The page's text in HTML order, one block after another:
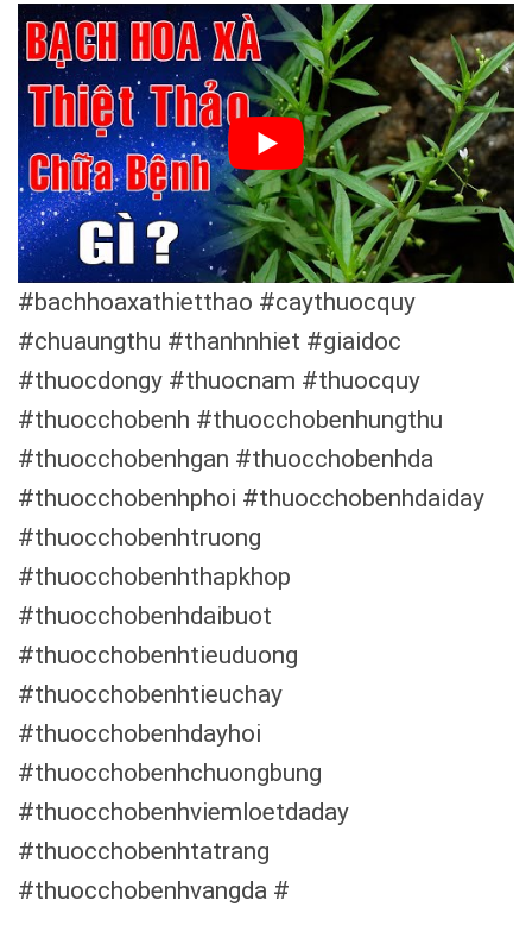
#bachhoaxathietthao #caythuocquy
#chuaungthu #thanhnhiet #giaidoc
#thuocdongy #thuocnam #thuocquy
#thuocchobenh #thuocchobenhungthu
#thuocchobenhgan #thuocchobenhda
#thuocchobenhphoi #thuocchobenhdaiday
#thuocchobenhtruong
#thuocchobenhthapkhop
#thuocchobenhdaibuot
#thuocchobenhtieuduong
#thuocchobenhtieuchay
#thuocchobenhdayhoi
#thuocchobenhchuongbung
#thuocchobenhviemloetdaday
#thuocchobenhtatrang
#thuocchobenhvangda #